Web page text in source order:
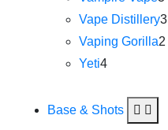
Vape Distillery3
Vaping Gorilla2
Yeti4
Base & Shots